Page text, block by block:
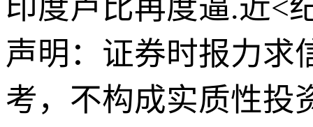
印度卢比再度逼.近<
声明：证券时报力求
考，不构成实质性投